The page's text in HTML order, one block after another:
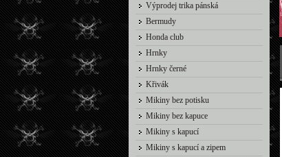
Výprodej trika pánská
Bermudy
Honda club
Hrnky
Hrnky černé
Křivák
Mikiny bez potisku
Mikiny bez kapuce
Mikiny s kapucí
Mikiny s kapucí a zipem